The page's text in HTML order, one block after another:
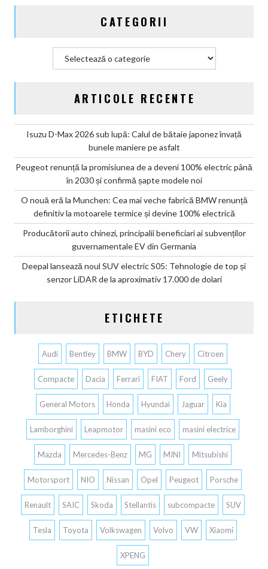
CATEGORII
ARTICOLE RECENTE
Isuzu D-Max 2026 sub lupă: Calul de bătaie japonez învață
bunele maniere pe asfalt
Peugeot renunță la promisiunea de a deveni 100% electric până
în 2030 și confirmă șapte modele noi
O nouă eră la Munchen: Cea mai veche fabrică BMW renunță
definitiv la motoarele termice și devine 100% electrică
Producătorii auto chinezi, principalii beneficiari ai subvenților
guvernamentale EV din Germania
Deepal lansează noul SUV electric S05: Tehnologie de top și
senzor LiDAR de la aproximativ 17.000 de dolari
ETICHETE
Audi Bentley BMW BYD Chery Citroen
Compacte Dacia Ferrari FIAT Ford Geely
General Motors Honda Hyundai Jaguar Kia
Lamborghini Leapmotor masini eco masini electrice
Mazda Mercedes-Benz MG MINI Mitsubishi
Motorsport NIO Nissan Opel Peugeot Porsche
Renault SAIC Skoda Stellantis subcompacte SUV
Tesla Toyota Volkswagen Volvo VW Xiaomi
XPENG